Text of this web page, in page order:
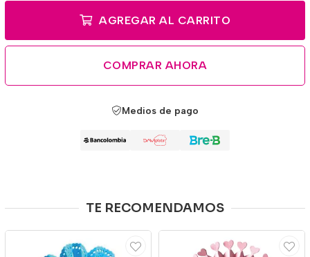
AGREGAR AL CARRITO
COMPRAR AHORA
Medios de pago
TE RECOMENDAMOS